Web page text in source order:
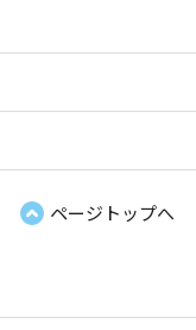
ページトップへ